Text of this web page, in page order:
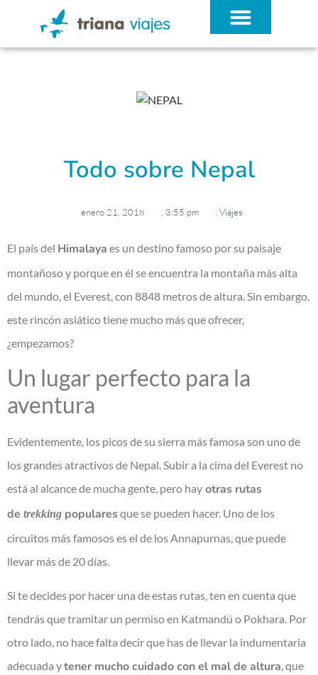
Todo sobre Nepal
enero 21, 2018 3:55 pm Viajes
El país del Himalaya es un destino famoso por su paisaje
montañoso y porque en él se encuentra la montaña más alta
del mundo, el Everest, con 8848 metros de altura. Sin embargo,
este rincón asiático tiene mucho más que ofrecer,
¿empezamos?
Un lugar perfecto para la
aventura
Evidentemente, los picos de su sierra más famosa son uno de
los grandes atractivos de Nepal. Subir a la cima del Everest no
está al alcance de mucha gente, pero hay otras rutas
de trekking popularesque se pueden hacer. Uno de los
circuitos más famosos es el de los Annapurnas, que puede
llevar más de 20 días.
Si te decides por hacer una de estas rutas, ten en cuenta que
tendrás que tramitar un permiso en Katmandú o Pokhara. Por
otro lado, no hace falta decir que has de llevar la indumentaria
adecuada ytener mucho cuidado con el mal de altura , que